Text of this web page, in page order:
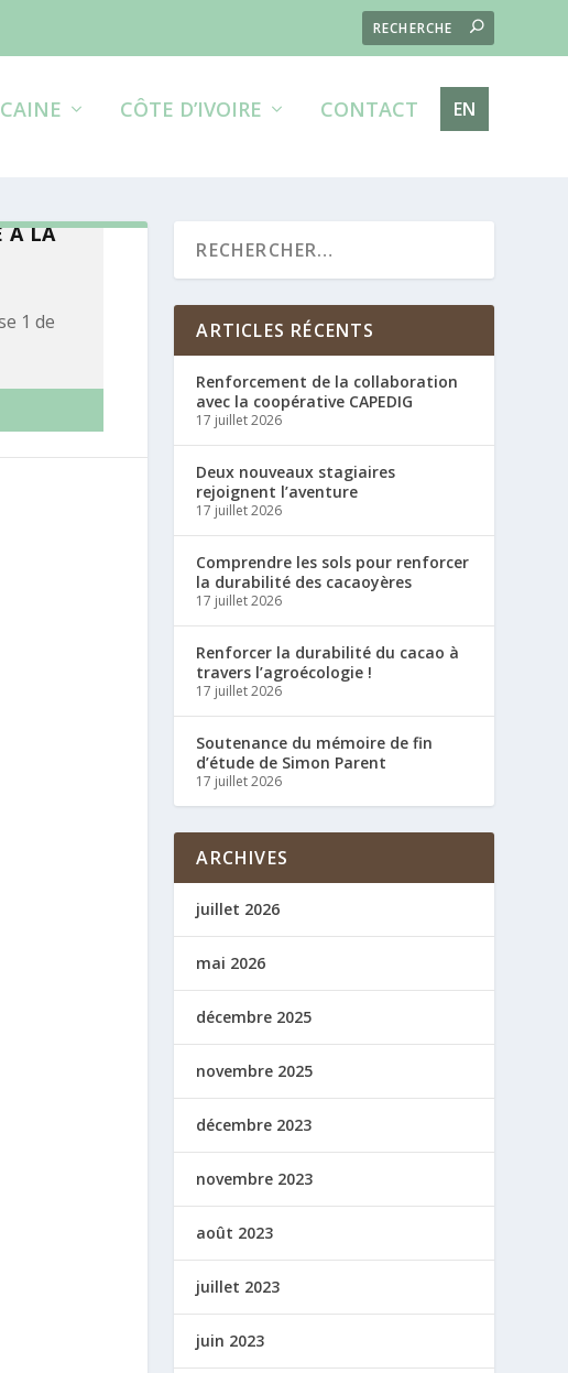
CÔTE D’IVOIRE CONTACT EN
À LA
1 de
ARTICLES RÉCENTS
Renforcement de la collaboration
avec la coopérative CAPEDIG
17 juillet 2026
Deux nouveaux stagiaires
rejoignent l’aventure
17 juillet 2026
Comprendre les sols pour renforcer
la durabilité des cacaoyères
17 juillet 2026
Renforcer la durabilité du cacao à
travers l’agroécologie !
17 juillet 2026
Soutenance du mémoire de fin
d’étude de Simon Parent
17 juillet 2026
ARCHIVES
juillet 2026
mai 2026
décembre 2025
novembre 2025
décembre 2023
novembre 2023
août 2023
juillet 2023
juin 2023